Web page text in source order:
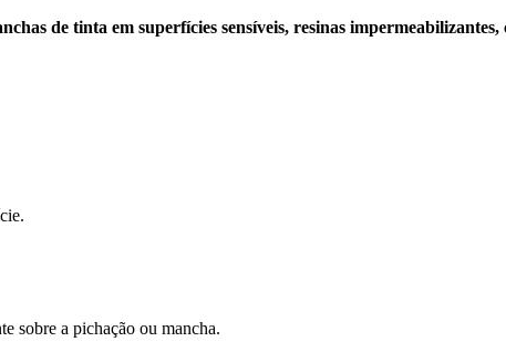
de tinta em superfícies sensíveis, resinas impermeabilizantes,
sobre a pichação ou mancha.